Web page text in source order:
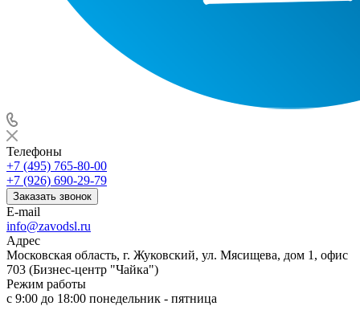
Телефоны
+7 (495) 765-80-00
+7 (926) 690-29-79
Заказать звонок
E-mail
info@zavodsl.ru
Адрес
Московская область, г. Жуковский, ул. Мясищева, дом 1, офис
703 (Бизнес-центр "Чайка")
Режим работы
с 9:00 до 18:00 понедельник - пятница